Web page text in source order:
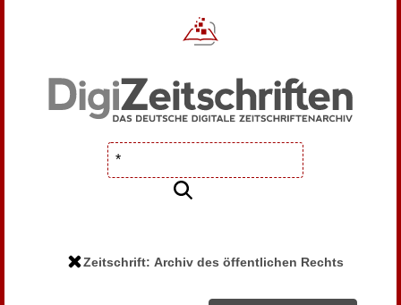
Zeitschrift: Archiv des öffentlichen Rechts